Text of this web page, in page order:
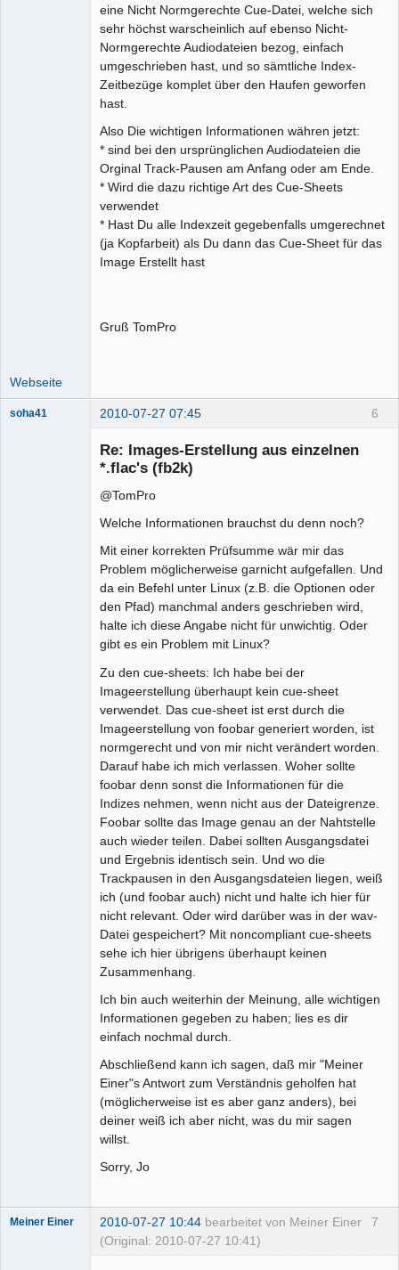
eine Nicht Normgerechte Cue-Datei, welche sich
sehr höchst warscheinlich auf ebenso Nicht-
Normgerechte Audiodateien bezog, einfach
umgeschrieben hast, und so sämtliche Index-
Zeitbezüge komplet über den Haufen geworfen
hast.
Also Die wichtigen Informationen währen jetzt:
* sind bei den ursprünglichen Audiodateien die
Orginal Track-Pausen am Anfang oder am Ende.
* Wird die dazu richtige Art des Cue-Sheets
verwendet
* Hast Du alle Indexzeit gegebenfalls umgerechnet
(ja Kopfarbeit) als Du dann das Cue-Sheet für das
Image Erstellt hast
Gruß TomPro
Webseite
6
soha41 2010-07-27 07:45
Re: Images-Erstellung aus einzelnen
*.flac's (fb2k)
@TomPro
Welche Informationen brauchst du denn noch?
Mit einer korrekten Prüfsumme wär mir das
Problem möglicherweise garnicht aufgefallen. Und
da ein Befehl unter Linux (z.B. die Optionen oder
den Pfad) manchmal anders geschrieben wird,
halte ich diese Angabe nicht für unwichtig. Oder
gibt es ein Problem mit Linux?
Zu den cue-sheets: Ich habe bei der
Imageerstellung überhaupt kein cue-sheet
verwendet. Das cue-sheet ist erst durch die
Imageerstellung von foobar generiert worden, ist
normgerecht und von mir nicht verändert worden.
Darauf habe ich mich verlassen. Woher sollte
foobar denn sonst die Informationen für die
Indizes nehmen, wenn nicht aus der Dateigrenze.
Foobar sollte das Image genau an der Nahtstelle
auch wieder teilen. Dabei sollten Ausgangsdatei
und Ergebnis identisch sein. Und wo die
Trackpausen in den Ausgangsdateien liegen, weiß
ich (und foobar auch) nicht und halte ich hier für
nicht relevant. Oder wird darüber was in der wav-
Datei gespeichert? Mit noncompliant cue-sheets
sehe ich hier übrigens überhaupt keinen
Zusammenhang.
Ich bin auch weiterhin der Meinung, alle wichtigen
Informationen gegeben zu haben; lies es dir
einfach nochmal durch.
Abschließend kann ich sagen, daß mir "Meiner
Einer"s Antwort zum Verständnis geholfen hat
(möglicherweise ist es aber ganz anders), bei
deiner weiß ich aber nicht, was du mir sagen
willst.
Sorry, Jo
7
Meiner Einer 2010-07-27 10:44 bearbeitet von Meiner Einer
(Original: 2010-07-27 10:41)